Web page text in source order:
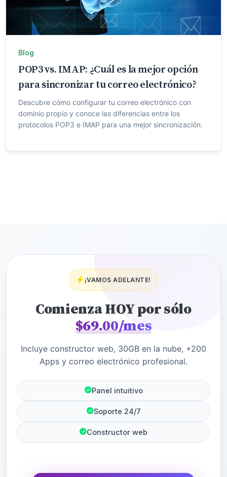
Blog
POP3 vs. IMAP: ¿Cuál es la mejor opción
para sincronizar tu correo electrónico?
Descubre cómo configurar tu correo electrónico con
dominio propio y conoce las diferencias entre los
protocolos POP3 e IMAP para una mejor sincronización.
¡VAMOS ADELANTE!
Comienza HOY por sólo
$69.00/mes
Incluye constructor web, 30GB en la nube, +200
Apps y correo electrónico profesional.
Panel intuitivo
Soporte 24/7
Constructor web